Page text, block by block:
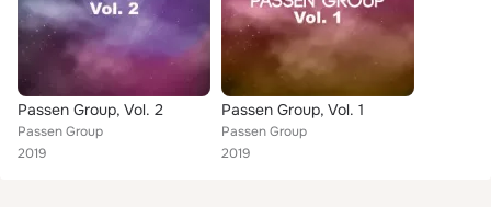
Passen Group, Vol. 2
Passen Group
2019
Passen Group, Vol. 1
Passen Group
2019